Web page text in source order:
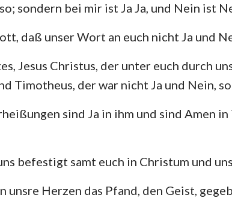
sondern bei mir ist Ja Ja, und Nein ist
daß unser Wort an euch nicht Ja und
Jesus Christus, der unter euch durch
Timotheus, der war nicht Ja und Nein,
sind Ja in ihm und sind Amen
befestigt samt euch in Christum und
unsre Herzen das Pfand, den Geist,